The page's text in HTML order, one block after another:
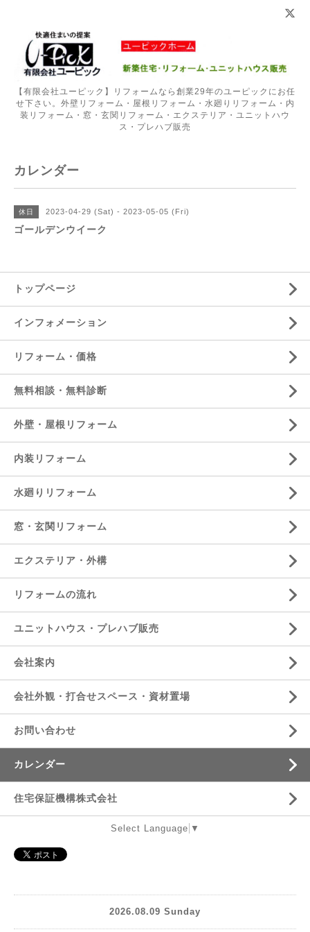
【有限会社ユーピック】リフォームなら創業29年のユーピックにお任
せ下さい。外壁リフォーム・屋根リフォーム・水廻りリフォーム・内
装リフォーム・窓・玄関リフォーム・エクステリア・ユニットハウ
ス・プレハブ販売
カレンダー
休日 2023-04-29 (Sat) - 2023-05-05 (Fri)
ゴールデンウイーク
トップページ
インフォメーション
リフォーム・価格
無料相談・無料診断
外壁・屋根リフォーム
内装リフォーム
水廻りリフォーム
窓・玄関リフォーム
エクステリア・外構
リフォームの流れ
ユニットハウス・プレハブ販売
会社案内
会社外観・打合せスペース・資材置場
お問い合わせ
カレンダー
住宅保証機構株式会社
Select Language ▼
2026.08.09 Sunday